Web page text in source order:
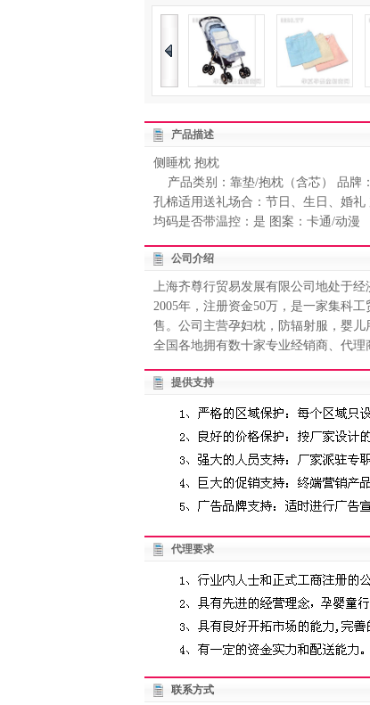
产品描述
侧睡枕 抱枕
产品类别：靠垫/抱枕（含芯） 品牌
孔棉适用送礼场合：节日、生日、婚
均码是否带温控：是 图案：卡通/动漫
公司介绍
上海齐尊行贸易发展有限公司地处于
2005年，注册资金50万，是一家集科
售。公司主营孕妇枕，防辐射服，婴
全国各地拥有数十家专业经销商、代理
提供支持
代理要求
联系方式